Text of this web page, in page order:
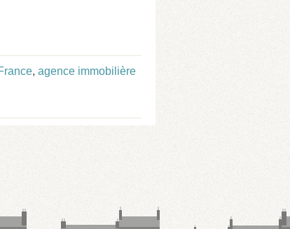
, agence immobilière